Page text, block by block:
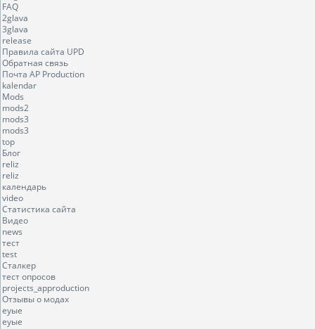
FAQ
2glava
3glava
release
Правила сайта UPD
Обратная связь
Почта AP Production
kalendar
Mods
mods2
mods3
mods3
top
Блог
reliz
reliz
календарь
video
Статистика сайта
Видео
news
тест
test
Сталкер
тест опросов
projects_approduction
Отзывы о модах
еуые
еуые